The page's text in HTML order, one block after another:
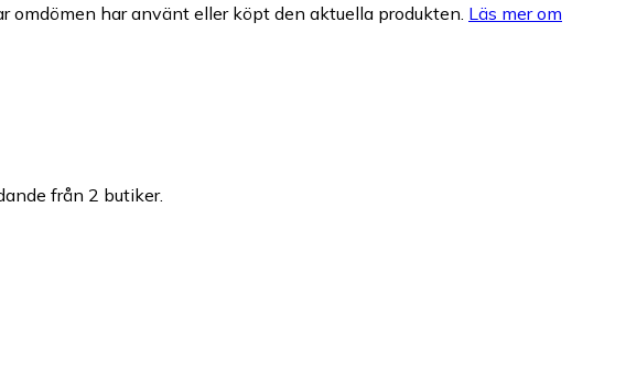
omdömen har använt eller köpt den aktuella produkten. Läs mer om
från 2 butiker.